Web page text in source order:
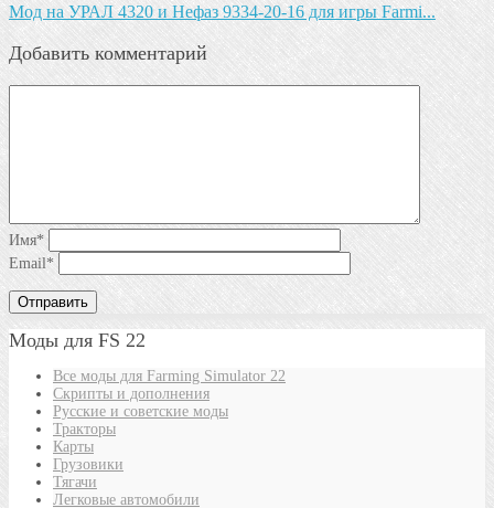
Мод на УРАЛ 4320 и Нефаз 9334-20-16 для игры Farmi...
Добавить комментарий
Имя*
Email*
Моды для FS 22
Все моды для Farming Simulator 22
Скрипты и дополнения
Русские и советские моды
Тракторы
Карты
Грузовики
Тягачи
Легковые автомобили